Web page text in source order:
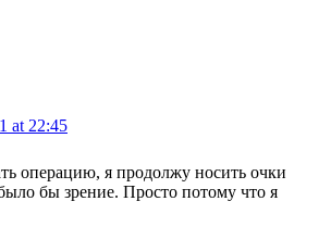
at 22:45
операцию, я продолжу носить очки
бы зрение. Просто потому что я